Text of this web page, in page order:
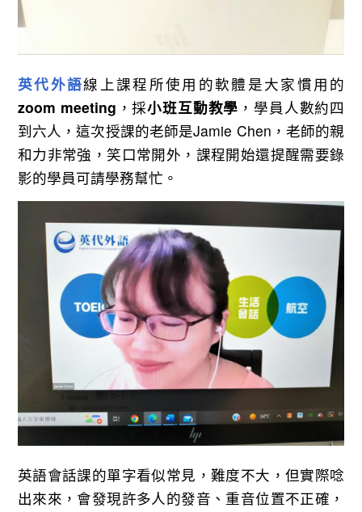
英代外語線上課程所使用的軟體是大家慣用的
zoom meeting ，採小班互動教學 ，學員人數約四
到六人，這次授課的老師是Jamie Chen，老師的親
和力非常強，笑口常開外，課程開始還提醒需要錄
影的學員可請學務幫忙。
英語會話課的單字看似常見，難度不大，但實際唸
出來來，會發現許多人的發音、重音位置不正確，